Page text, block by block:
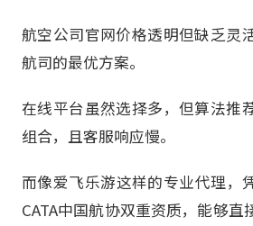
航空公司官网价格透明但缺乏灵
航司的最优方案。
在线平台虽然选择多，但算法推
组合，且客服响应慢。
而像爱飞乐游这样的专业代理，
CATA中国航协双重资质，能够直